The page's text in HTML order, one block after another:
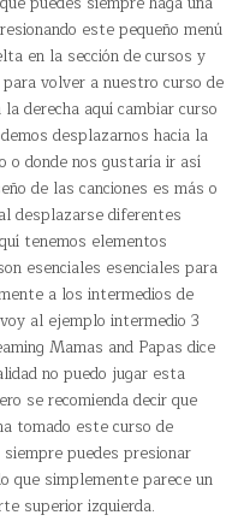
este pequeño menú
en la sección de cursos y
volver a nuestro curso de
derecha aquí cambiar curso
desplazarnos hacia la
o donde nos gustaría ir así
de las canciones es más o
desplazarse diferentes
tenemos elementos
esenciales esenciales para
a los intermedios de
al ejemplo intermedio 3
Mamas and Papas dice
no puedo jugar esta
se recomienda decir que
tomado este curso de
puedes presionar
que simplemente parece un
superior izquierda.